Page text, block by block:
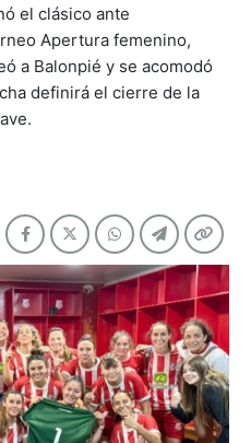
el clásico ante
Apertura femenino,
a Balonpié y se acomodó
definirá el cierre de la